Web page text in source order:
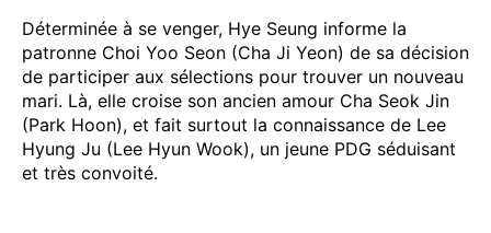
Déterminée à se venger, Hye Seung informe la
patronne Choi Yoo Seon (Cha Ji Yeon) de sa décision
de participer aux sélections pour trouver un nouveau
mari. Là, elle croise son ancien amour Cha Seok Jin
(Park Hoon), et fait surtout la connaissance de Lee
Hyung Ju (Lee Hyun Wook), un jeune PDG séduisant
et très convoité.